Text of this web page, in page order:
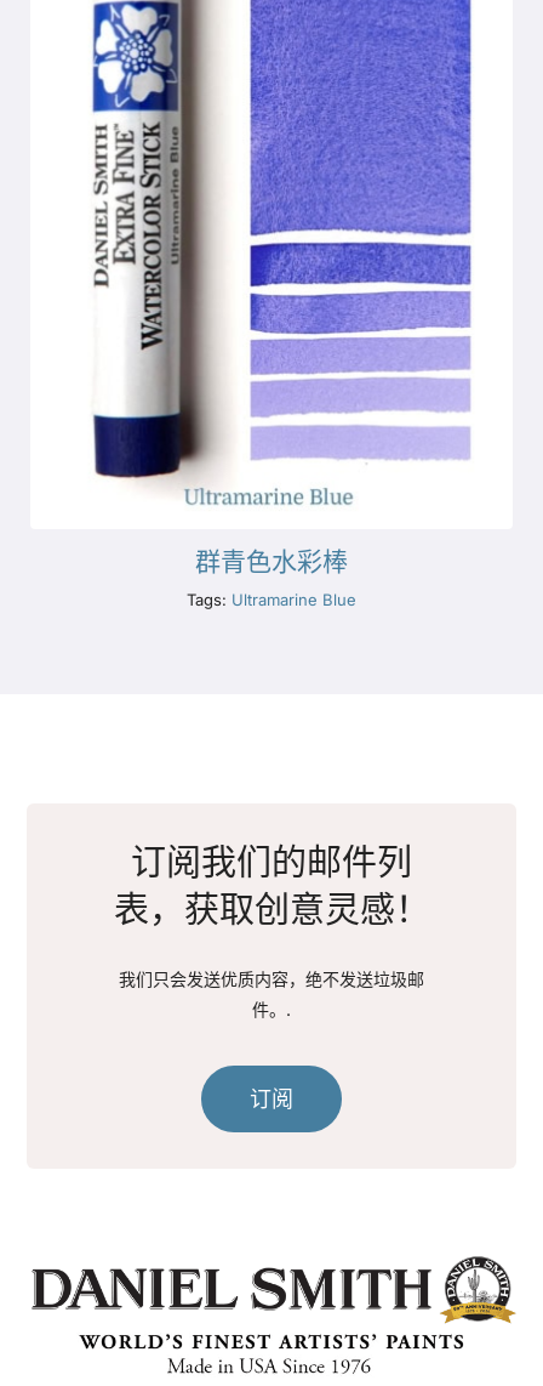
群青色水彩棒
Tags: Ultramarine Blue
订阅我们的邮件列
表，获取创意灵感！
我们只会发送优质内容，绝不发送垃圾邮
件。.
订阅